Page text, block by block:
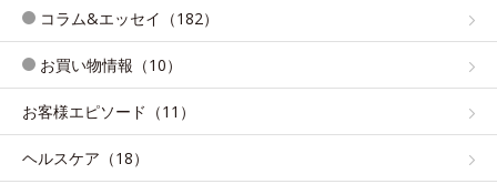
コラム&エッセイ（182）
お買い物情報（10）
お客様エピソード（11）
ヘルスケア（18）